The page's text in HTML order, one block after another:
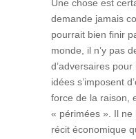
Une chose est
demande jamais
pourrait bien finir
monde, il n’y pas
d’adversaires
idées s’imposent
force de la raison,
« périmées ». Il ne
récit économique